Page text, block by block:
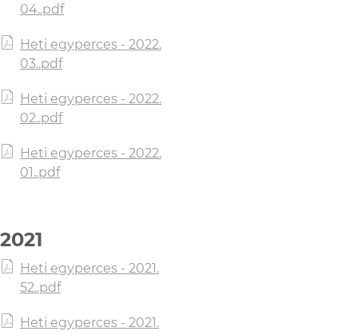
04..pdf
Heti egyperces - 2022.
03..pdf
Heti egyperces - 2022.
02..pdf
Heti egyperces - 2022.
01..pdf
2021
Heti egyperces - 2021.
52..pdf
Heti egyperces - 2021.